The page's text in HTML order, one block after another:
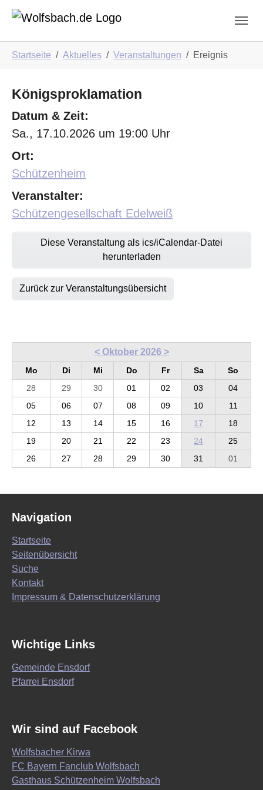
Startseite Aktuelles Veranstaltungen Ereignis
Königsproklamation
Datum & Zeit:
Sa., 17.10.2026 um 19:00 Uhr
Ort:
Schützenheim
Veranstalter:
Schützengesellschaft Edelweiß
Diese Veranstaltung als ics/iCalendar-Datei
herunterladen
Zurück zur Veranstaltungsübersicht
< Oktober 2026 >
Mo Di Mi Do Fr Sa
So
28
29 30 01 02 03
04
05
06 07 08 09 10
11
12
13 14 15 16 17
18
19
20 21 22 23 24
25
26
27 28 29 30 31 01
Navigation
Startseite
Seitenübersicht
Suche
Kontakt
Impressum & Datenschutzerklärung
Wichtige Links
Gemeinde Ensdorf
Pfarrei Ensdorf
Wir sind auf Facebook
Wolfsbacher Kirwa
FC Bayern Fanclub Wolfsbach
Gasthaus Schützenheim Wolfsbach